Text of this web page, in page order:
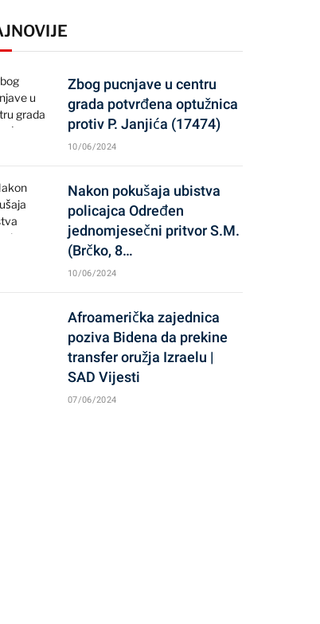
Zbog pucnjave u centru
grada potvrđena optužnica
protiv P. Janjića (17474)
10/06/2024
Nakon pokušaja ubistva
policajca Određen
jednomjesečni pritvor S.M.
(Brčko, 8…
10/06/2024
Afroamerička zajednica
poziva Bidena da prekine
transfer oružja Izraelu |
SAD Vijesti
07/06/2024